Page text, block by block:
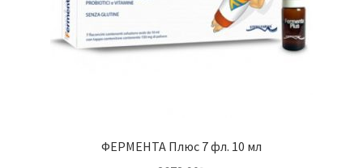
ФЕРМЕНТА Плюс 7 фл. 10 мл